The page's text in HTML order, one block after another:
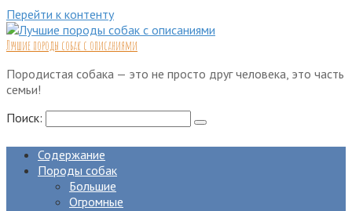
Перейти к контенту
Лучшие породы собак с описаниями
Породистая собака — это не просто друг человека, это часть
семьи!
Поиск:
Содержание
Породы собак
Большие
Огромные